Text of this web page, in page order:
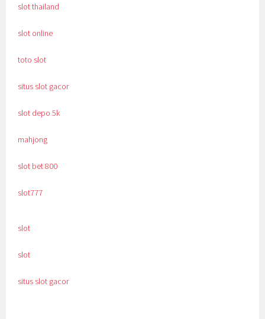
slot thailand
slot online
toto slot
situs slot gacor
slot depo 5k
mahjong
slot bet 800
slot777
slot
slot
situs slot gacor